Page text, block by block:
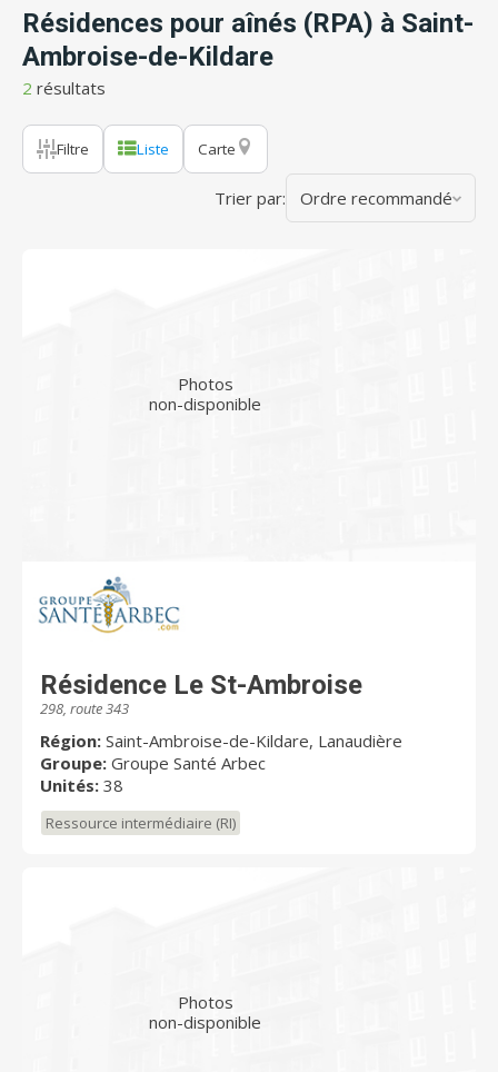
Résidences pour aînés (RPA) à Saint-
Ambroise-de-Kildare
2 résultats
Filtre Liste Carte
Trier par: Ordre recommandé
Photos
non-disponible
Résidence Le St-Ambroise
298, route 343
Région: Saint-Ambroise-de-Kildare, Lanaudière
Groupe: Groupe Santé Arbec
Unités: 38
Ressource intermédiaire (RI)
Photos
non-disponible